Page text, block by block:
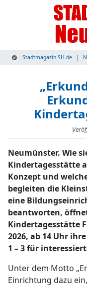
Stadtmagazin-SH.de
Neumünster. Wie
Kindertagesstätte
Konzept und
begleiten die
eine
beantworten,
Kindertagesstätte
2026, ab 14 Uhr
1 – 3 für
Unter dem Motto
Einrichtung dazu